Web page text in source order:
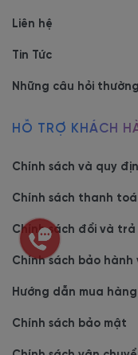
Liên hệ
Tin Tức
Những câu hỏi
HỖ TRỢ KHÁCH
Chính sách và quy
Chính sách thanh
Chính sách đổi và
Chính sách bảo hành
Hướng dẫn mua hàng
Chính sách bảo mật